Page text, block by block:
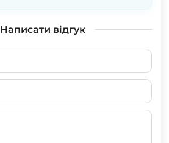
Написати відгук